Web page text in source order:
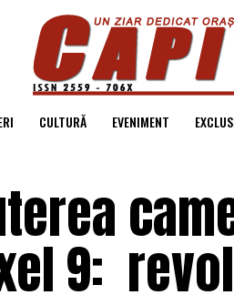
CULTURĂ EVENIMENT
9: